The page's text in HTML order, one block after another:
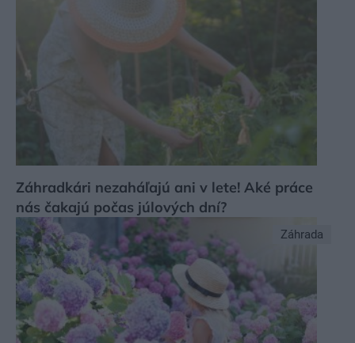
Záhradkári nezaháľajú ani v lete! Aké práce
nás čakajú počas júlových dní?
Záhrada